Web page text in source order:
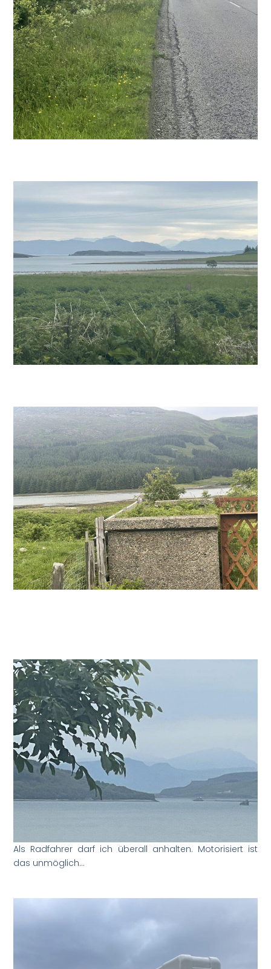
Als Radfahrer darf ich überall anhalten. Motorisiert ist
das unmöglich…